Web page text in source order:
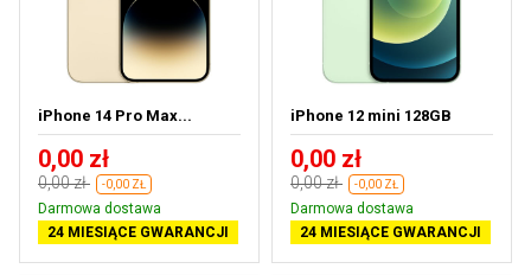
iPhone 14 Pro Max...
0,00 zł
0,00 zł -0,00 ZŁ
Darmowa dostawa
24 MIESIĄCE GWARANCJI
iPhone 12 mini 128GB
0,00 zł
0,00 zł -0,00 ZŁ
Darmowa dostawa
24 MIESIĄCE GWARANCJI